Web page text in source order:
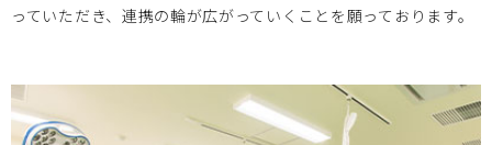
2025.11.12
っていただき、連携の輪が広がっていくことを願っております。